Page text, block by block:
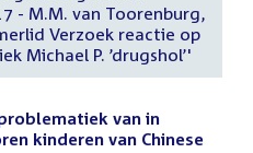
- M.M. van Toorenburg,
Verzoek reactie op
Michael P. ’drugshol’'
van in
kinderen van Chinese